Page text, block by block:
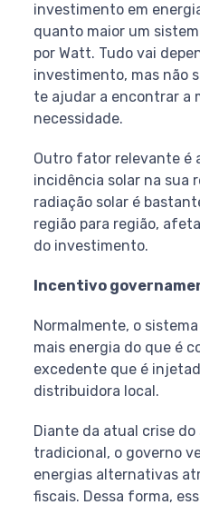
investimento em
quanto maior um
por Watt. Tudo vai
investimento, mas não
te ajudar a encontrar a
necessidade.
Outro fator relevante é
incidência solar na sua
radiação solar é
região para região,
do investimento.
Incentivo
Normalmente, o
mais energia do que é
excedente que é
distribuidora local.
Diante da atual crise
tradicional, o governo
energias alternativas
fiscais. Dessa forma,